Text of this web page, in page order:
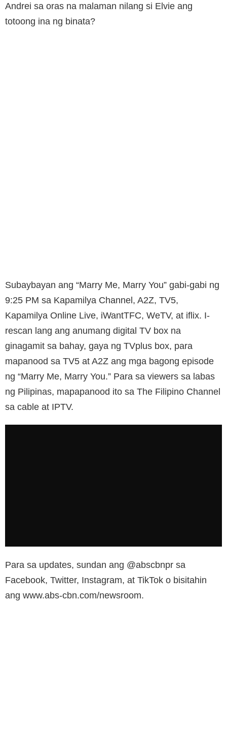
Andrei sa oras na malaman nilang si Elvie ang
totoong ina ng binata?
Subaybayan ang “Marry Me, Marry You” gabi-gabi ng
9:25 PM sa Kapamilya Channel, A2Z, TV5,
Kapamilya Online Live, iWantTFC, WeTV, at iflix. I-
rescan lang ang anumang digital TV box na
ginagamit sa bahay, gaya ng TVplus box, para
mapanood sa TV5 at A2Z ang mga bagong episode
ng “Marry Me, Marry You.” Para sa viewers sa labas
ng Pilipinas, mapapanood ito sa The Filipino Channel
sa cable at IPTV.
Para sa updates, sundan ang @abscbnpr sa
Facebook, Twitter, Instagram, at TikTok o bisitahin
ang www.abs-cbn.com/newsroom.